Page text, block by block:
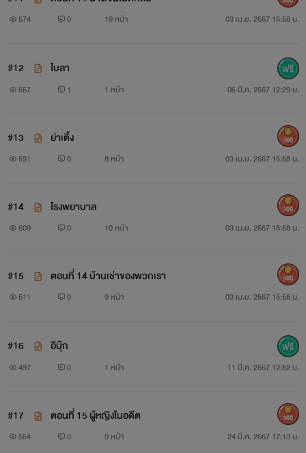
574 0 19 หน้า 03 เม.ย. 2567 15:58 น.
#12 ใบลา
657 1 1 หน้า 06 มี.ค. 2567 12:29 น.
#13 ย่าเติ้ง
591 0 8 หน้า 03 เม.ย. 2567 15:58 น.
300
#14 โรงพยาบาล
609 0 10 หน้า 03 เม.ย. 2567 15:58 น.
300
#15 ตอนที่ 14 บ้านเช่าของพวกเรา
511 0 9 หน้า 03 เม.ย. 2567 15:58 น.
300
#16 อีบุ๊ก
497 0 1 หน้า 11 มี.ค. 2567 12:52 น.
#17 ตอนที่ 15 ผู้หญิงในอดีต
554 0 9 หน้า 24 มี.ค. 2567 17:13 น.
300